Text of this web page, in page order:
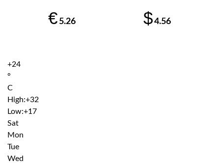
€ 5.26 $4.56
+24
°
C
High:+32
Low:+17
Sat
Mon
Tue
Wed